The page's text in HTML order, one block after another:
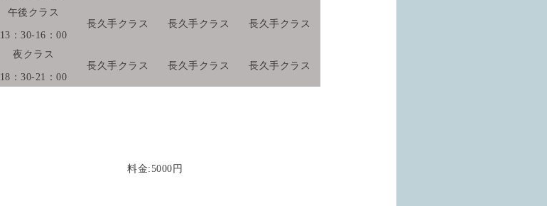
午後クラス
13：30-16：00
長久手クラス 長久手クラス 長久手クラス
夜クラス
18：30-21：00
長久手クラス 長久手クラス 長久手クラス
料金:5000円